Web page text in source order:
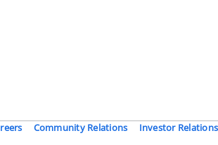
Community Relations Investor Relations